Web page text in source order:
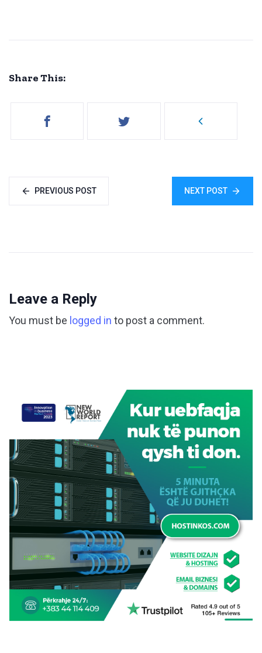
Share This:
PREVIOUS POST NEXT POST
Leave a Reply
You must be logged in to post a comment.